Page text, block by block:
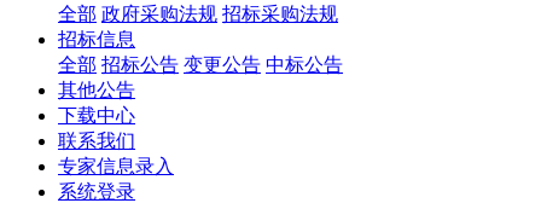
全部 政府采购法规 招标采购法规
招标信息
全部 招标公告 变更公告 中标公告
其他公告
下载中心
联系我们
专家信息录入
系统登录